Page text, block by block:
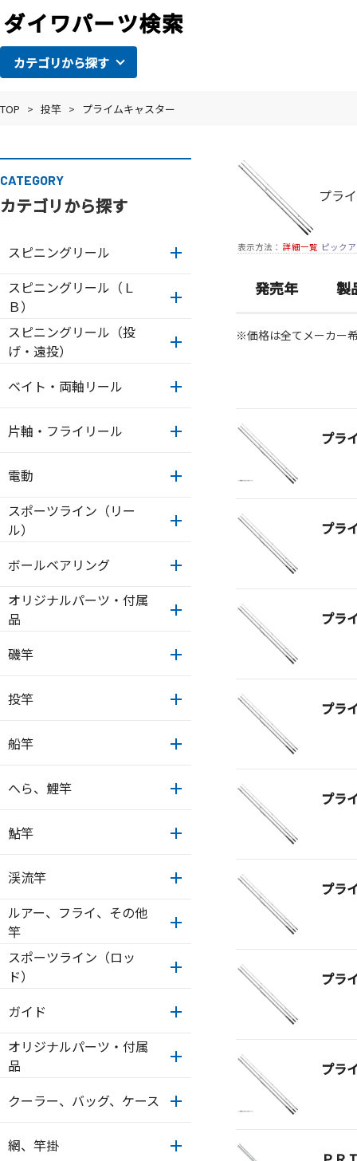
カテゴリから探す
TOP > 投竿 > プライムキャスター
CATEGORY
カテゴリから探す
スピニングリール
スピニングリール（Ｌ
Ｂ）
スピニングリール（投
げ・遠投）
ベイト・両軸リール
片軸・フライリール
電動
スポーツライン（リー
ル）
ボールベアリング
オリジナルパーツ・付属
品
磯竿
投竿
船竿
へら、鯉竿
鮎竿
渓流竿
ルアー、フライ、その他
竿
スポーツライン（ロッ
ド）
ガイド
オリジナルパーツ・付属
品
クーラー、バッグ、ケース
網、竿掛
プラ
表示方法： 詳細一覧 ピック
発売年 製
※価格は全てメーカー
プラ
プラ
プラ
プラ
プラ
プラ
プラ
プラ